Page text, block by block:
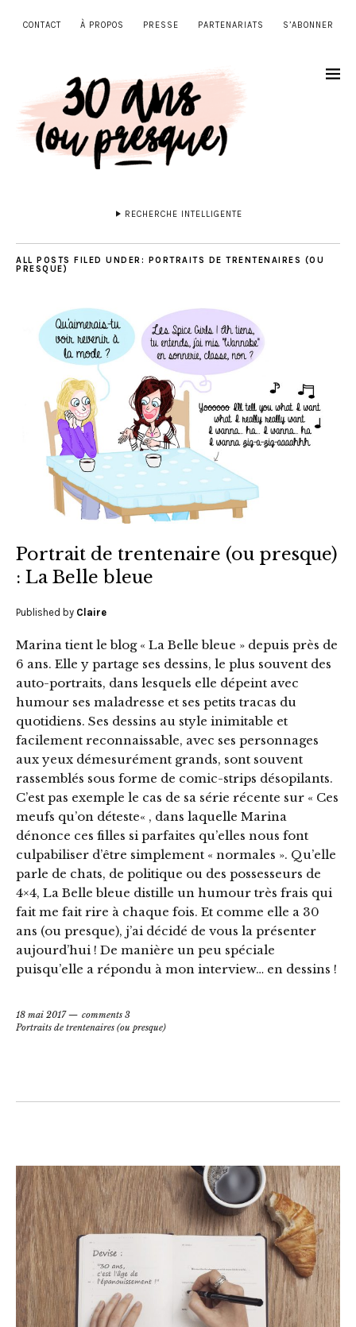
CONTACT À PROPOS PRESSE PARTENARIATS S’ABONNER
RECHERCHE INTELLIGENTE
ALL POSTS FILED UNDER:
PORTRAITS DE TRENTENAIRES (OU
PRESQUE)
Portrait de trentenaire (ou presque)
: La Belle bleue
Published by Claire
Marina tient le blog « La Belle bleue » depuis près de
6 ans. Elle y partage ses dessins, le plus souvent des
auto-portraits, dans lesquels elle dépeint avec
humour ses maladresse et ses petits tracas du
quotidiens. Ses dessins au style inimitable et
facilement reconnaissable, avec ses personnages
aux yeux démesurément grands, sont souvent
rassemblés sous forme de comic-strips désopilants.
C’est pas exemple le cas de sa série récente sur « Ces
meufs qu’on déteste« , dans laquelle Marina
dénonce ces filles si parfaites qu’elles nous font
culpabiliser d’être simplement « normales ». Qu’elle
parle de chats, de politique ou des possesseurs de
4×4, La Belle bleue distille un humour très frais qui
fait me fait rire à chaque fois. Et comme elle a 30
ans (ou presque), j’ai décidé de vous la présenter
aujourd’hui ! De manière un peu spéciale
puisqu’elle a répondu à mon interview… en dessins !
18 mai 2017
comments 3
Portraits de trentenaires (ou presque)